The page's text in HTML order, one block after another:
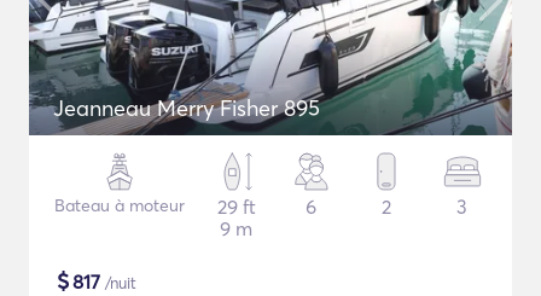
Jeanneau Merry Fisher 895
Bateau à moteur
29 ft
9 m
6 2 3
$817 /nuit